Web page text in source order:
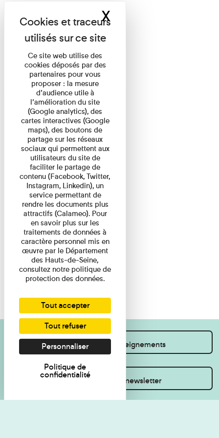
Je souhaite des renseignements
Inscrivez-vous à la newsletter
Ce site web utilise des
cookies déposés par des
partenaires pour vous
proposer : la mesure
d’audience utile à
l’amélioration du site
(Google analytics), des
cartes interactives (Google
maps), des boutons de
partage sur les réseaux
sociaux qui permettent aux
utilisateurs du site de
faciliter le partage de
contenu (Facebook, Twitter,
Instagram, Linkedin), un
service permettant de
rendre les documents plus
attractifs (Calameo). Pour
en savoir plus sur les
traitements de données à
caractère personnel mis en
œuvre par le Département
des Hauts-de-Seine,
consultez notre politique de
protection des données.
Tout accepter
Tout refuser
Personnaliser
Politique de
confidentialité
XMasquer le